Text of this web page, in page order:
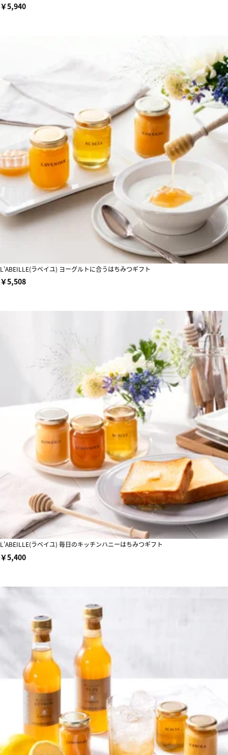
￥5,940
L’ABEILLE(ラベイユ) ヨーグルトに合うはちみつギフト
￥5,508
L’ABEILLE(ラベイユ) 毎日のキッチンハニーはちみつギフト
￥5,400